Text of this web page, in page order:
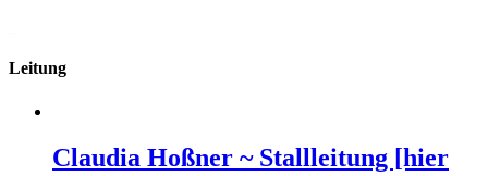
Leitung
Claudia Hoßner ~ Stallleitung [hier